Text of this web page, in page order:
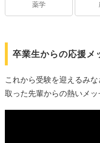
薬学
卒業生からの応援メ
これから受験を迎えるみ
取った先輩からの熱いメッ